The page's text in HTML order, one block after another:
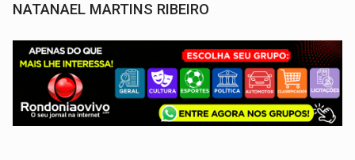
NATANAEL MARTINS RIBEIRO